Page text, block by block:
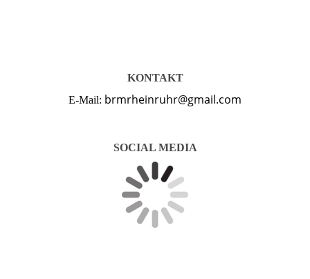
KONTAKT
E-Mail: brmrheinruhr@gmail.com
SOCIAL MEDIA